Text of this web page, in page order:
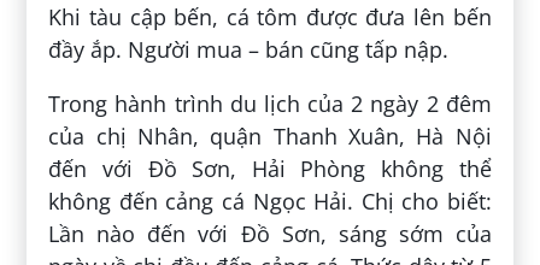
Khi tàu cập bến, cá tôm được đưa lên bến
đầy ắp. Người mua – bán cũng tấp nập.
Trong hành trình du lịch của 2 ngày 2 đêm
của chị Nhân, quận Thanh Xuân, Hà Nội
đến với Đồ Sơn, Hải Phòng không thể
không đến cảng cá Ngọc Hải. Chị cho biết:
Lần nào đến với Đồ Sơn, sáng sớm của